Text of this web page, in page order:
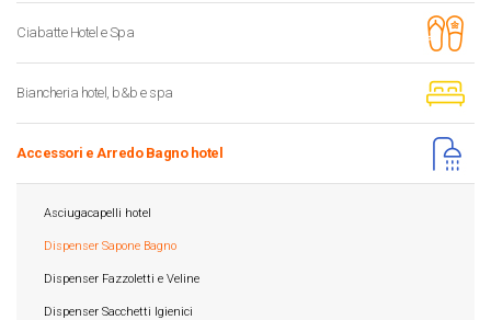
Ciabatte Hotel e Spa
Biancheria hotel, b&b e spa
Accessori e Arredo Bagno hotel
Asciugacapelli hotel
Dispenser Sapone Bagno
Dispenser Fazzoletti e Veline
Dispenser Sacchetti Igienici